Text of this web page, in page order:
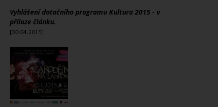
Vyhlášení dotačního programu Kultura 2015 - v
příloze článku.
[30.04.2015]